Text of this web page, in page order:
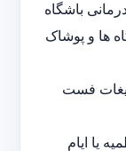
باشگاه
ها و پوشاک
فست
یا ایام